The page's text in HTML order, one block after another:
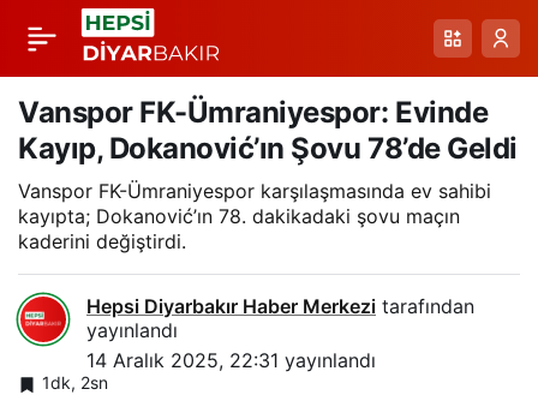
Vanspor FK-Ümraniyespor: Evinde
Kayıp, Dokanović’ın Şovu 78’de Geldi
Vanspor FK-Ümraniyespor karşılaşmasında ev sahibi
kayıpta; Dokanović’ın 78. dakikadaki şovu maçın
kaderini değiştirdi.
Hepsi Diyarbakır Haber Merkezi tarafından
yayınlandı
14 Aralık 2025, 22:31 yayınlandı
1dk, 2sn
Erzurumspor Maçı
Sonrası Sefer Yılmaz:
Sakat ve Cezalı
Oyuncular Zorluyor
Paylaş